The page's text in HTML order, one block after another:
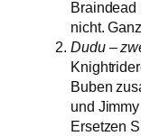
Braindead
nicht.
Dudu –
Buben
und
Ersetzen